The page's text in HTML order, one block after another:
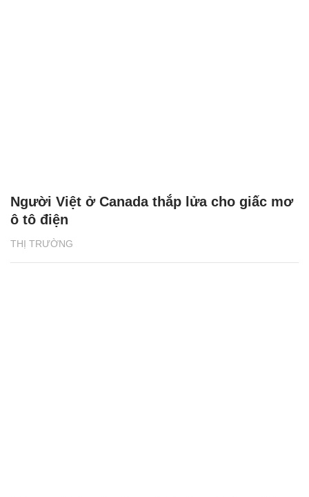
THỊ TRƯỜNG
Người Việt ở Canada thắp lửa cho giấc mơ
ô tô điện